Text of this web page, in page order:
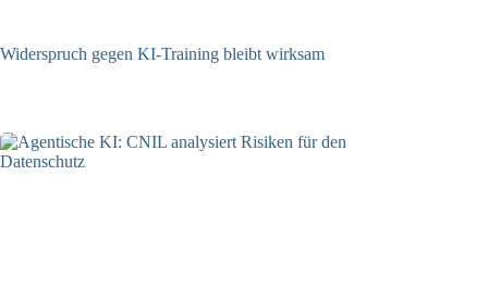
Widerspruch gegen KI-Training bleibt wirksam